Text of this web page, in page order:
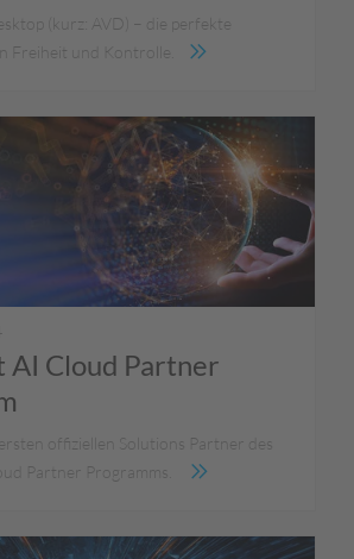
(kurz: AVD) – die perfekte
Freiheit und Kontrolle.
AI Cloud Partner
offiziellen Solutions Partner des
Partner Programms.